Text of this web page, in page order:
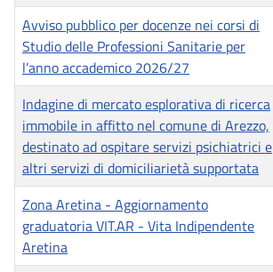
Avviso pubblico per docenze nei corsi di
Studio delle Professioni Sanitarie per
l’anno accademico 2026/27
Indagine di mercato esplorativa di ricerca
immobile in affitto nel comune di Arezzo,
destinato ad ospitare servizi psichiatrici e
altri servizi di domiciliarietà supportata
Zona Aretina - Aggiornamento
graduatoria VIT.AR - Vita Indipendente
Aretina